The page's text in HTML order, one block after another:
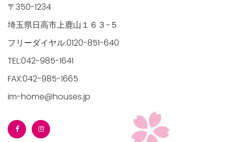
〒350-1234
埼玉県日高市上鹿山１６３−５
フリーダイヤル:0120-851-640
TEL:042-985-1641
FAX:042-985-1665
im-home@houses.jp